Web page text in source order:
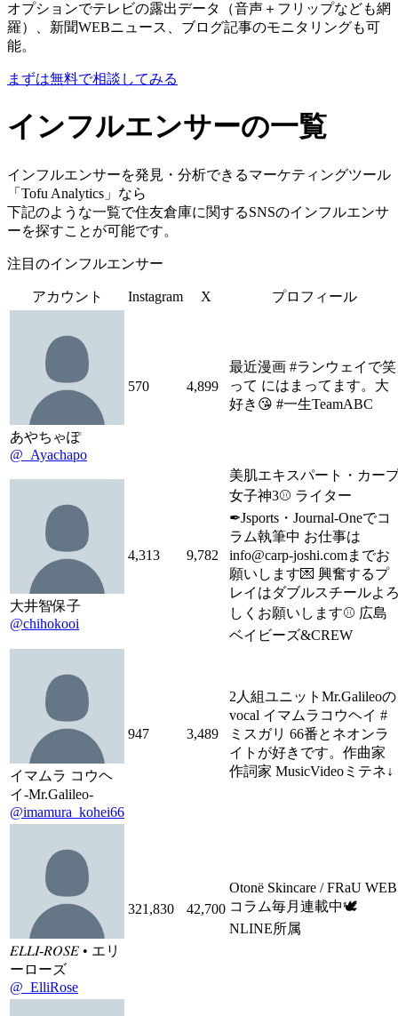
オプションでテレビの露出データ（音声＋フリップなども網
羅）、新聞WEBニュース、ブログ記事のモニタリングも可
能。
まずは無料で相談してみる
インフルエンサーの一覧
インフルエンサーを発見・分析できるマーケティングツール
「Tofu Analytics」なら
下記のような一覧で住友倉庫に関するSNSのインフルエンサ
ーを探すことが可能です。
注目のインフルエンサー
アカウント Instagram X プロフィール
あやちゃぽ
@_Ayachapo
570 4,899
最近漫画 #ランウェイで笑
って にはまってます。大
好き😘 #一生TeamABC
大井智保子
@chihokooi
4,313 9,782
美肌エキスパート・カー
女子神3⚾️ ライター
✒︎Jsports・Journal-Oneでコ
ラム執筆中 お仕事は
info@carp-joshi.comまでお
願いします💌 興奮するプ
レイはダブルスチールよ
しくお願いします⚾️ 広島
ベイビーズ&CREW
イマムラ コウヘ
イ-Mr.Galileo-
@imamura_kohei66
947 3,489
2人組ユニットMr.Galileoの
vocal イマムラコウヘイ #
ミスガリ 66番とネオンラ
イトが好きです。作曲家
作詞家 MusicVideoミテネ↓
𝐸𝐿𝐿𝐼-𝑅𝑂𝑆𝐸 • エリ
ーローズ
@_ElliRose
321,830 42,700
Otonë Skincare / FRaU WEB
コラム毎月連載中🕊
NLINE所属